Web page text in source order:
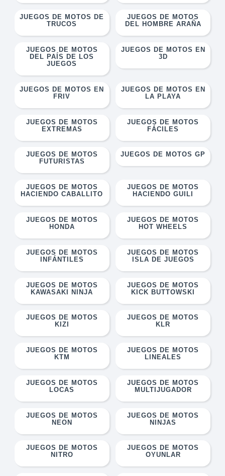
JUEGOS DE MOTOS DE
TRUCOS
JUEGOS DE MOTOS
DEL HOMBRE ARAÑA
JUEGOS DE MOTOS
DEL PAÍS DE LOS
JUEGOS
JUEGOS DE MOTOS EN
3D
JUEGOS DE MOTOS EN
FRIV
JUEGOS DE MOTOS EN
LA PLAYA
JUEGOS DE MOTOS
EXTREMAS
JUEGOS DE MOTOS
FÁCILES
JUEGOS DE MOTOS
FUTURISTAS
JUEGOS DE MOTOS GP
JUEGOS DE MOTOS
HACIENDO CABALLITO
JUEGOS DE MOTOS
HACIENDO GUILI
JUEGOS DE MOTOS
HONDA
JUEGOS DE MOTOS
HOT WHEELS
JUEGOS DE MOTOS
INFÁNTILES
JUEGOS DE MOTOS
ISLA DE JUEGOS
JUEGOS DE MOTOS
KAWASAKI NINJA
JUEGOS DE MOTOS
KICK BUTTOWSKI
JUEGOS DE MOTOS
KIZI
JUEGOS DE MOTOS
KLR
JUEGOS DE MOTOS
KTM
JUEGOS DE MOTOS
LINEALES
JUEGOS DE MOTOS
LOCAS
JUEGOS DE MOTOS
MULTIJUGADOR
JUEGOS DE MOTOS
NEON
JUEGOS DE MOTOS
NINJAS
JUEGOS DE MOTOS
NITRO
JUEGOS DE MOTOS
OYUNLAR